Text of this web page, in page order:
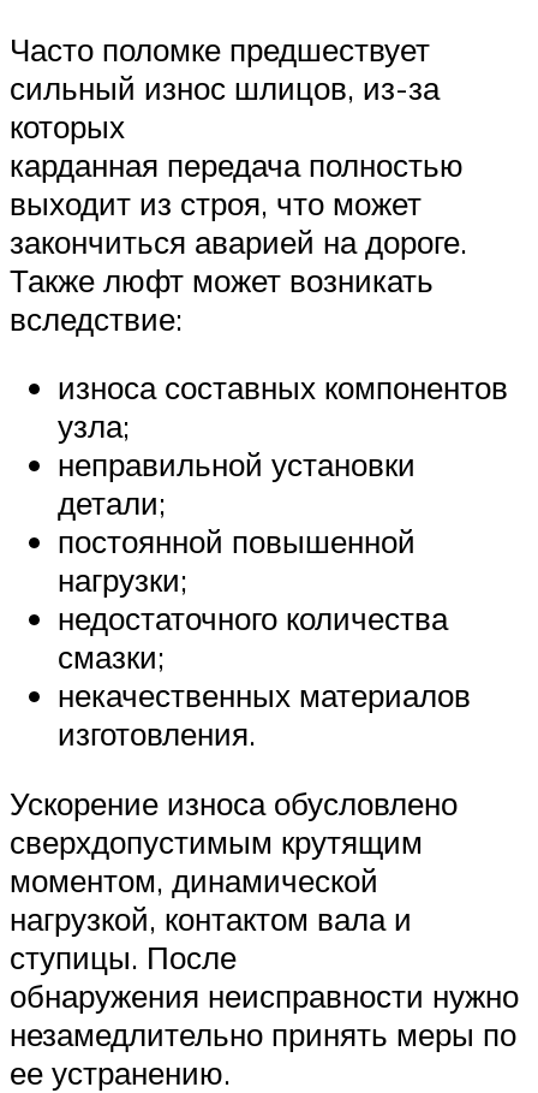
Часто поломке предшествует
сильный износ шлицов, из-за
которых
карданная передача полностью
выходит из строя, что может
закончиться аварией на дороге.
Также люфт может возникать
вследствие:
износа составных компонентов
узла;
неправильной установки
детали;
постоянной повышенной
нагрузки;
недостаточного количества
смазки;
некачественных материалов
изготовления.
Ускорение износа обусловлено
сверхдопустимым крутящим
моментом, динамической
нагрузкой, контактом вала и
ступицы. После
обнаружения неисправности нужно
незамедлительно принять меры по
ее устранению.